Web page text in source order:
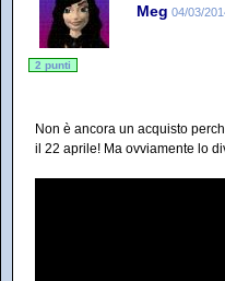
Meg 04/03/
2 punti
Non è ancora un acquisto
il 22 aprile! Ma ovviamente lo